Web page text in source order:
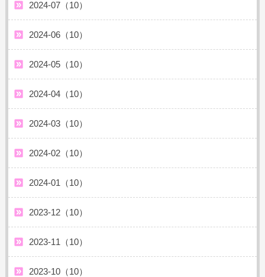
2024-07（10）
2024-06（10）
2024-05（10）
2024-04（10）
2024-03（10）
2024-02（10）
2024-01（10）
2023-12（10）
2023-11（10）
2023-10（10）